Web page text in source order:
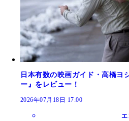
日本有数の映画ガイド・高橋ヨ
ー』をレビュー！
2026年07月18日 17:00
エ